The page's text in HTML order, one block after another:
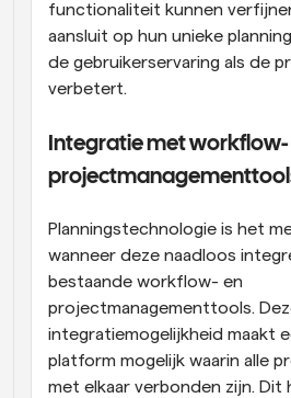
functionaliteit kunnen
aansluit op hun unieke
de gebruikerservaring als de
verbetert.
Integratie met workflow-
Planningstechnologie is het
wanneer deze naadloos
bestaande workflow- en
projectmanagementtools.
integratiemogelijkheid maakt
platform mogelijk waarin alle
met elkaar verbonden zijn. Dit